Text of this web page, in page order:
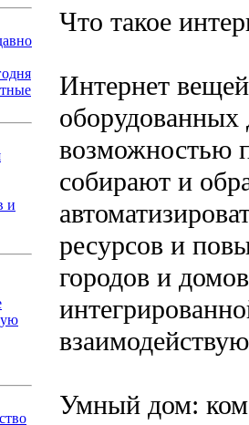
и
Что такое
Интернет
возможностью
собирают и
ресурсов и
городов и
Умный дом: